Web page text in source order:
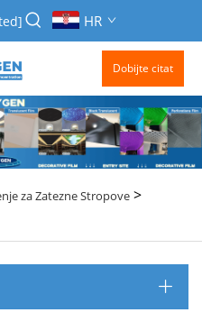
HR
Dobijte citat
za Zatezne Stropove>